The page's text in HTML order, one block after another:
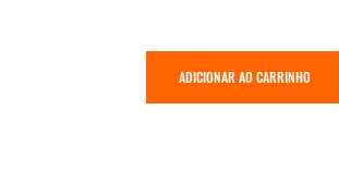
ADICIONAR AO CARRINHO